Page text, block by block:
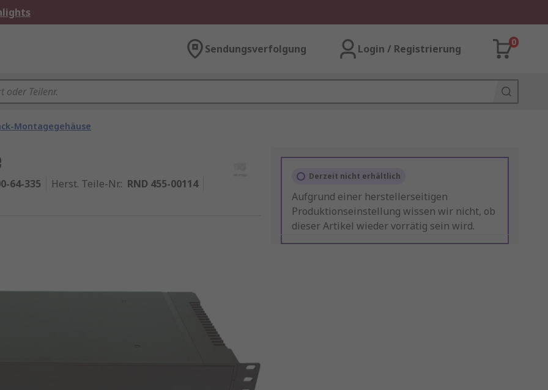
Sendungsverfolgung Login / Registrierung
0
Montagegehäuse
64-335 Herst. Teile-Nr.: RND 455-00114
Derzeit nicht erhältlich
Aufgrund einer herstellerseitigen
Produktionseinstellung wissen wir nicht, ob
dieser Artikel wieder vorrätig sein wird.